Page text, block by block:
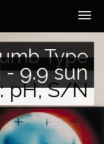
pH, S/N
Type
- 9.9 sun